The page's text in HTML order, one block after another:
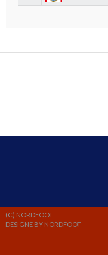
(C) NORDFOOT
DESIGNE BY NORDFOOT